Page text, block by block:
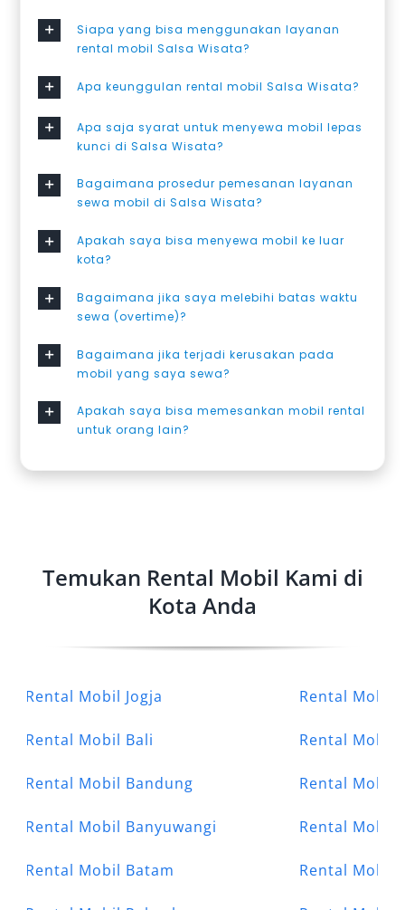
Siapa yang bisa menggunakan layanan
rental mobil Salsa Wisata?
Apa keunggulan rental mobil Salsa Wisata?
Apa saja syarat untuk menyewa mobil lepas
kunci di Salsa Wisata?
Bagaimana prosedur pemesanan layanan
sewa mobil di Salsa Wisata?
Apakah saya bisa menyewa mobil ke luar
kota?
Bagaimana jika saya melebihi batas waktu
sewa (overtime)?
Bagaimana jika terjadi kerusakan pada
mobil yang saya sewa?
Apakah saya bisa memesankan mobil rental
untuk orang lain?
Temukan Rental Mobil Kami di
Kota Anda
Rental Mobil Jogja
Rental Mobil Bali
Rental Mobil Bandung
Rental Mobil Banyuwangi
Rental Mobil Batam
Rental Mobil
Rental Mobil
Rental Mobil
Rental Mobil
Rental Mobil